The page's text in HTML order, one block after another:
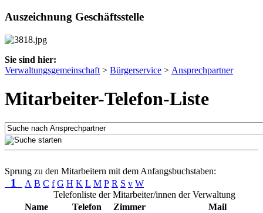
Auszeichnung Geschäftsstelle
Sie sind hier:
Verwaltungsgemeinschaft > Bürgerservice > Ansprechpartner
Mitarbeiter-Telefon-Liste
Sprung zu den Mitarbeitern mit dem Anfangsbuchstaben:
1 A B C f G H K L M P R S v W
Telefonliste der Mitarbeiter/innen der Verwaltung
Name
Telefon Zimmer Mail